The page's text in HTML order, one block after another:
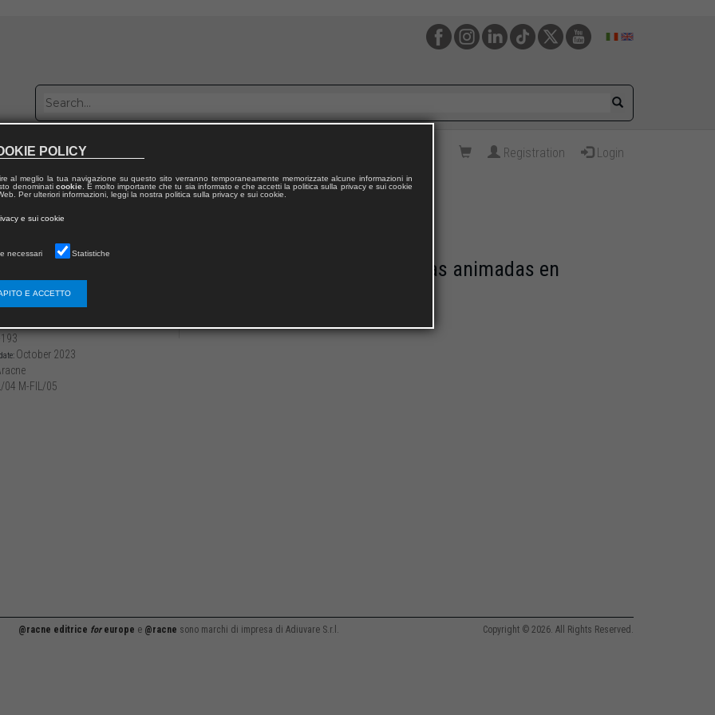
with us Registration Login
función y mutación en el teatro de objetos/formas animadas en
digitales
October 2023
04 M-FIL/05
@racne editrice foreurope e @racne sono marchi di impresa di Adiuvare S.r.l. Copyright © 2026. All Rights Reserved.
POLICY
al meglio la tua navigazione su questo sito verranno temporaneamente memorizzate alcune informazioni in
denominati cookie. È molto importante che tu sia informato e che accetti la politica sulla privacy e sui cookie
Per ulteriori informazioni, leggi la nostra politica sulla privacy e sui cookie.
e sui cookie
necessari Statistiche
E ACCETTO